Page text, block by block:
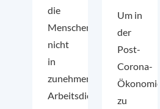
die
Menschen
nicht
in
zunehmender
Arbeitsdichte,
Um in
der
Post-
Corona-
Ökonomie
zu